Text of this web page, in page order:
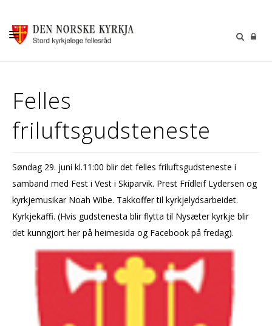
GUDSTENESTER
DÅP VIGSEL GRAVFERD
BARN OG UNGDOM
SOKNERÅDA
KONTAKT OSS
GI EI GÅVE
Felles
friluftsgudsteneste
Søndag 29. juni kl.11:00 blir det felles friluftsgudsteneste i
samband med Fest i Vest i Skiparvik. Prest Frídleif Lydersen og
kyrkjemusikar Noah Wibe. Takkoffer til kyrkjelydsarbeidet.
Kyrkjekaffi. (Hvis gudstenesta blir flytta til Nysæter kyrkje blir
det kunngjort her på heimesida og Facebook på fredag).